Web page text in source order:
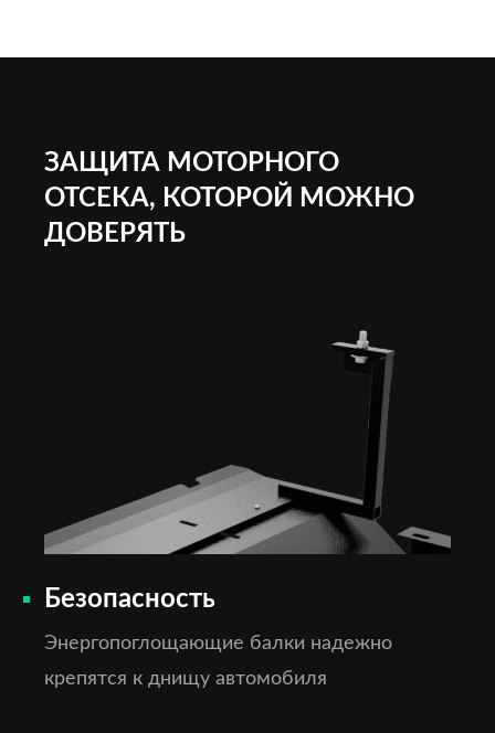
ЗАЩИТА МОТОРНОГО
ОТСЕКА, КОТОРОЙ МОЖНО
ДОВЕРЯТЬ
Безопасность
Энергопоглощающие балки надежно
крепятся к днищу автомобиля